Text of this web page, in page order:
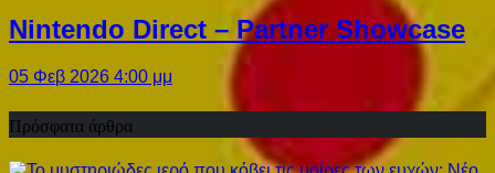
Nintendo Direct – Partner Showcase
05 Φεβ 2026 4:00 μμ
Πρόσφατα άρθρα